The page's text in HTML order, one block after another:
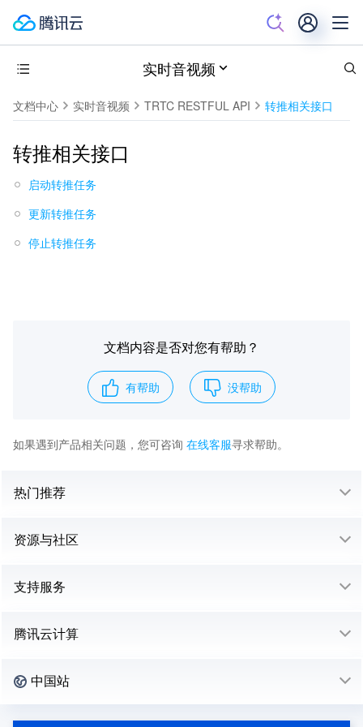
实时音视频
文档中心 实时音视频 TRTC RESTFUL API 转推相关接口
转推相关接口
启动转推任务
更新转推任务
停止转推任务
文档内容是否对您有帮助？
有帮助 没帮助
如果遇到产品相关问题，您可咨询 在线客服寻求帮助。
热门推荐
资源与社区
支持服务
腾讯云计算
中国站